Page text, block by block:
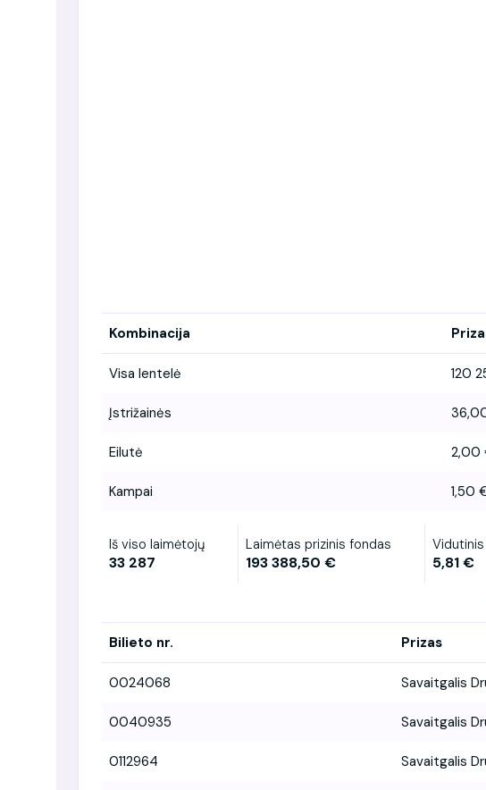
Kombinacija
Visa lentelė 120
Įstrižainės
Eilutė 2,00
Kampai 1,50
Iš viso laimėtojų
33 287
Laimėtas prizinis fondas
193 388,50 € 5,81 €
Bilieto nr. Prizas
0024068 Savaitgalis
0040935 Savaitgalis
0112964 Savaitgalis